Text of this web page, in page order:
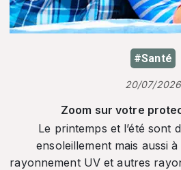
#Santé
20/07/2026
Zoom sur votre
Le printemps et l’été sont
ensoleillement mais aussi
rayonnement UV et autres